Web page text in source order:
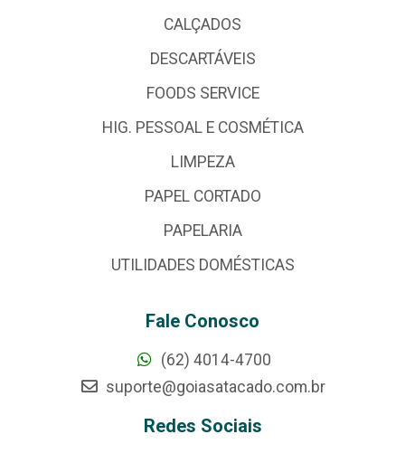
CALÇADOS
DESCARTÁVEIS
FOODS SERVICE
HIG. PESSOAL E COSMÉTICA
LIMPEZA
PAPEL CORTADO
PAPELARIA
UTILIDADES DOMÉSTICAS
Fale Conosco
(62) 4014-4700
suporte@goiasatacado.com.br
Redes Sociais